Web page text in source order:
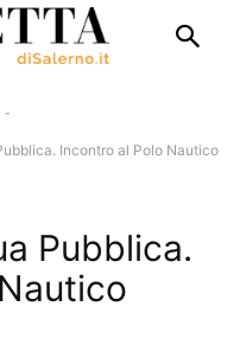
-
Incontro al Polo Nautico
Pubblica.